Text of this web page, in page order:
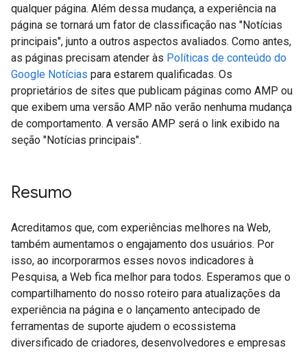
qualquer página. Além dessa mudança, a experiência na
página se tornará um fator de classificação nas "Notícias
principais", junto a outros aspectos avaliados. Como antes,
as páginas precisam atender às Políticas de conteúdo do
Google Notícias para estarem qualificadas. Os
proprietários de sites que publicam páginas como AMP ou
que exibem uma versão AMP não verão nenhuma mudança
de comportamento. A versão AMP será o link exibido na
seção "Notícias principais".
Resumo
Acreditamos que, com experiências melhores na Web,
também aumentamos o engajamento dos usuários. Por
isso, ao incorporarmos esses novos indicadores à
Pesquisa, a Web fica melhor para todos. Esperamos que o
compartilhamento do nosso roteiro para atualizações da
experiência na página e o lançamento antecipado de
ferramentas de suporte ajudem o ecossistema
diversificado de criadores, desenvolvedores e empresas